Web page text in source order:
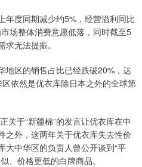
年度同期减少约5%，经营溢利同比
场整体消费意愿低落，同时截至5
无法提振。
地区的销售占比已经跌破20%，达
依然是优衣库除日本之外的全球第
关于“新疆棉”的发言让优衣库在中
之外，这两年关于优衣库失去性价
大中华区的负责人曾公开谈到“平
、价格更低的白牌商品。